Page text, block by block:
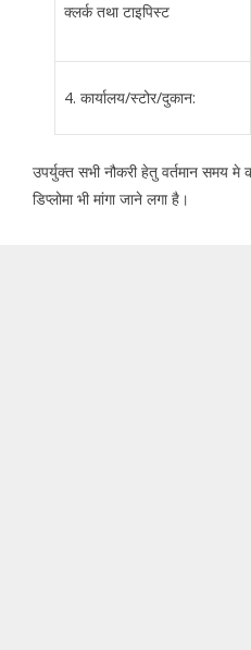
क्लर्क तथा टाइपिस्ट
4. कार्यालय/स्टोर/दुकान:
उपर्युक्त सभी नौकरी हेतु वर्तमान समय
डिप्लोमा भी मांगा जाने लगा है।